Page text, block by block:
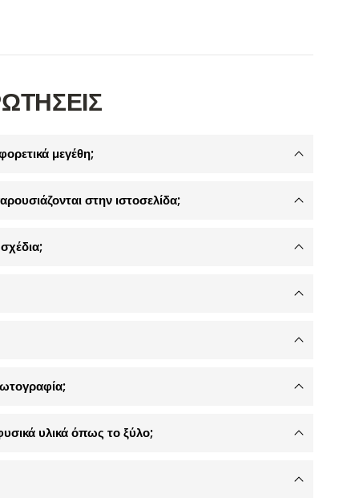
μεγέθη;
στην ιστοσελίδα;
υλικά όπως το ξύλο;